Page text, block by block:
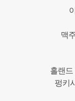
맥
홀랜드
펑키